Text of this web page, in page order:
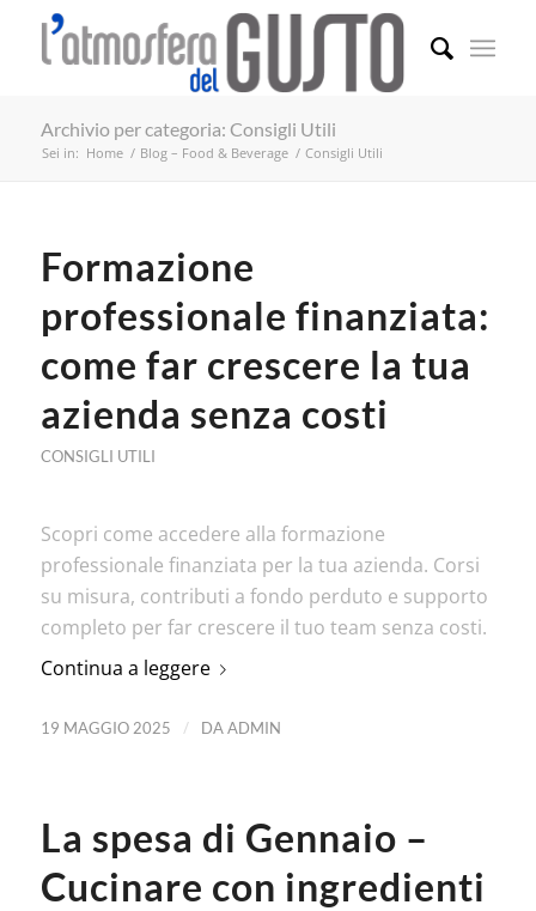
Archivio per categoria: Consigli Utili
Sei in: Home / Blog – Food & Beverage / Consigli Utili
Formazione
professionale finanziata:
come far crescere la tua
azienda senza costi
CONSIGLI UTILI
Scopri come accedere alla formazione
professionale finanziata per la tua azienda. Corsi
su misura, contributi a fondo perduto e supporto
completo per far crescere il tuo team senza costi.
Continua a leggere
19 MAGGIO 2025 / DAADMIN
La spesa di Gennaio –
Cucinare con ingredienti